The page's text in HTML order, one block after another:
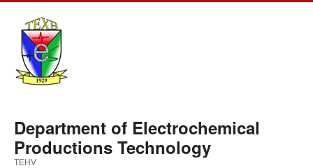
content
Department of Electrochemical
Productions Technology
TEHV